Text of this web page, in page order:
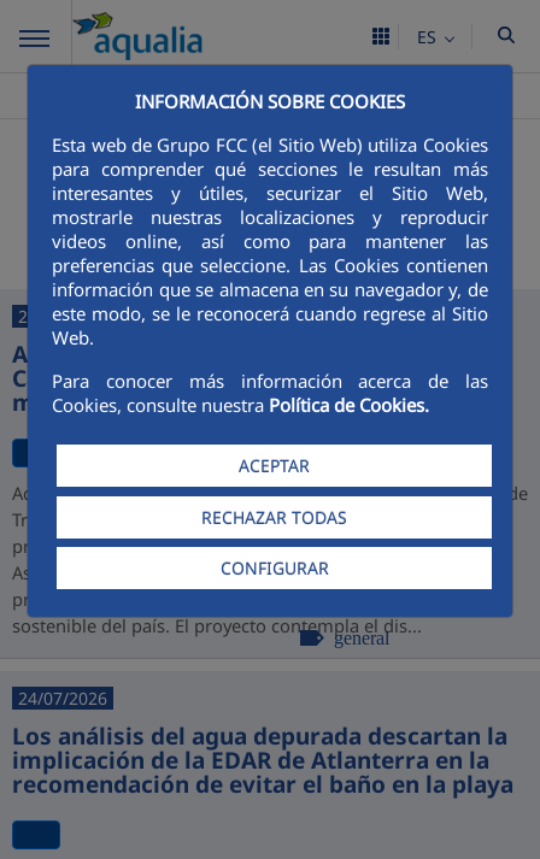
INFORMACIÓN SOBRE COOKIES
Esta web de Grupo FCC (el Sitio Web) utiliza Cookies
para comprender qué secciones le resultan más
interesantes y útiles, securizar el Sitio Web,
mostrarle nuestras localizaciones y reproducir
videos online, así como para mantener las
preferencias que seleccione. Las Cookies contienen
información que se almacena en su navegador y, de
este modo, se le reconocerá cuando regrese al Sitio
Web.
Para conocer más información acerca de las
Cookies, consulte nuestra Política de Cookies.
ACEPTAR
RECHAZAR TODAS
CONFIGURAR
ES
>Belinchon >Noticias
+ Buscador
Últimas noticias
27/07/2026
Aqualia desarrollará la depuradora de
Cajamarca y alcanza una cartera de 1.000
millones de euros en Perú
Aqualia ha resultado adjudicataria del proyecto de la Planta de
Tratamiento de Aguas Residuales (PTAR) de Cajamarca,
promovido por PROINVERSIÓN bajo la modalidad de
Asociación Público-Privada (APP), consolidando así su
presencia en Perú y su compromiso con el desarrollo
sostenible del país. El proyecto contempla el dis...
general
24/07/2026
Los análisis del agua depurada descartan la
implicación de la EDAR de Atlanterra en la
recomendación de evitar el baño en la playa